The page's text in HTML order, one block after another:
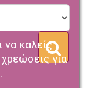
να καλείς
για